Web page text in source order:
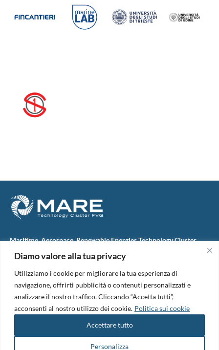
Diamo valore alla tua privacy
Utilizziamo i cookie per migliorare la tua esperienza di
navigazione, offrirti pubblicità o contenuti personalizzati e
analizzare il nostro traffico. Cliccando “Accetta tutti”,
acconsenti al nostro utilizzo dei cookie. Politica sui cookie
Personalizza
Accettare tutto
Maritime, Aerospace, Renewable Energies Technology Cluster
M.A.R.E. TC FVG S.c.ar.l.
34074 Monfalcone (Italy)
tel. +39 0481 723440
Codice Fiscale e Partita Iva: 01138620313
PEC:marefvg@legalmail.it
Codice univoco per i pagamenti: M5UXCR1
Copyright 2026. Design and development by
Informativa Privacy|Cookie Policy|Amm. Trasparente|Bandi &